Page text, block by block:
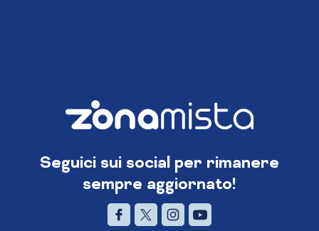
Seguici sui social per rimanere
sempre aggiornato!